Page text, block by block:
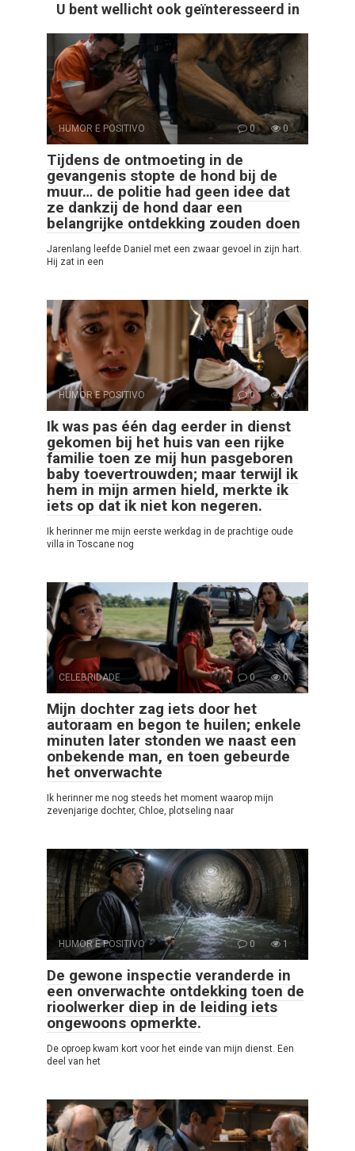
U bent wellicht ook geïnteresseerd in
HUMOR E POSITIVO 0 0
Tijdens de ontmoeting in de
gevangenis stopte de hond bij de
muur… de politie had geen idee dat
ze dankzij de hond daar een
belangrijke ontdekking zouden doen
Jarenlang leefde Daniel met een zwaar gevoel in zijn hart.
Hij zat in een
HUMOR E POSITIVO 0 2
Ik was pas één dag eerder in dienst
gekomen bij het huis van een rijke
familie toen ze mij hun pasgeboren
baby toevertrouwden; maar terwijl ik
hem in mijn armen hield, merkte ik
iets op dat ik niet kon negeren.
Ik herinner me mijn eerste werkdag in de prachtige oude
villa in Toscane nog
CELEBRIDADE 0 0
Mijn dochter zag iets door het
autoraam en begon te huilen; enkele
minuten later stonden we naast een
onbekende man, en toen gebeurde
het onverwachte
Ik herinner me nog steeds het moment waarop mijn
zevenjarige dochter, Chloe, plotseling naar
HUMOR E POSITIVO 0 1
De gewone inspectie veranderde in
een onverwachte ontdekking toen de
rioolwerker diep in de leiding iets
ongewoons opmerkte.
De oproep kwam kort voor het einde van mijn dienst. Een
deel van het